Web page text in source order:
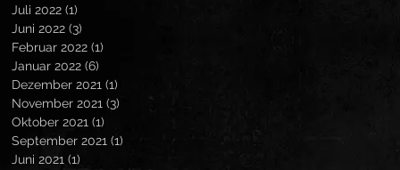
Juli 2022 (1)
Juni 2022 (3)
Februar 2022 (1)
Januar 2022 (6)
Dezember 2021 (1)
November 2021 (3)
Oktober 2021 (1)
September 2021 (1) 1 Beitrag
Juni 2021 (1)